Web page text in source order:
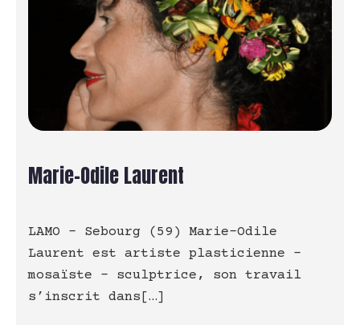
Marie-Odile Laurent
LAMO – Sebourg (59) Marie-Odile
Laurent est artiste plasticienne –
mosaïste – sculptrice, son travail
s’inscrit dans[…]